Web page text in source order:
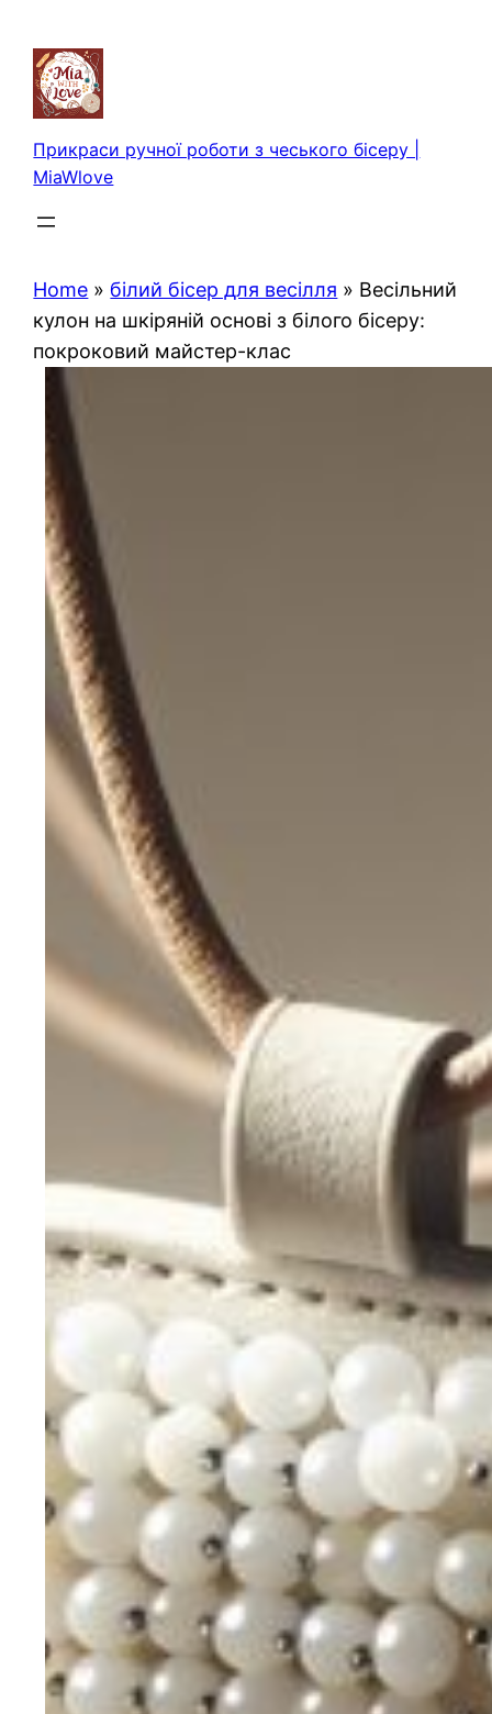
вмісту
Прикраси ручної роботи з чеського бісеру |
MiaWlove
Home » білий бісер для весілля » Весільний
кулон на шкіряній основі з білого бісеру:
покроковий майстер-клас